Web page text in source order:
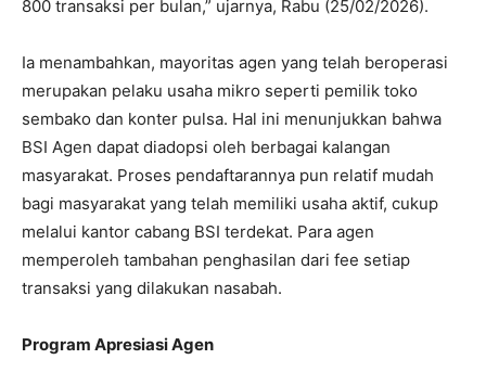
800 transaksi per bulan,” ujarnya, Rabu (25/02/2026).
Ia menambahkan, mayoritas agen yang telah beroperasi
merupakan pelaku usaha mikro seperti pemilik toko
sembako dan konter pulsa. Hal ini menunjukkan bahwa
BSI Agen dapat diadopsi oleh berbagai kalangan
masyarakat. Proses pendaftarannya pun relatif mudah
bagi masyarakat yang telah memiliki usaha aktif, cukup
melalui kantor cabang BSI terdekat. Para agen
memperoleh tambahan penghasilan dari fee setiap
transaksi yang dilakukan nasabah.
Program Apresiasi Agen